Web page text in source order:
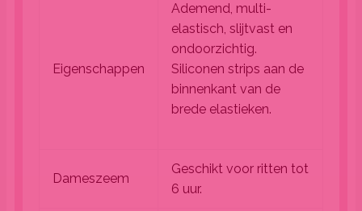
Eigenschappen
Ademend, multi-
elastisch, slijtvast en
ondoorzichtig.
Siliconen strips aan de
binnenkant van de
brede elastieken.
Dameszeem
Geschikt voor ritten tot
6 uur.